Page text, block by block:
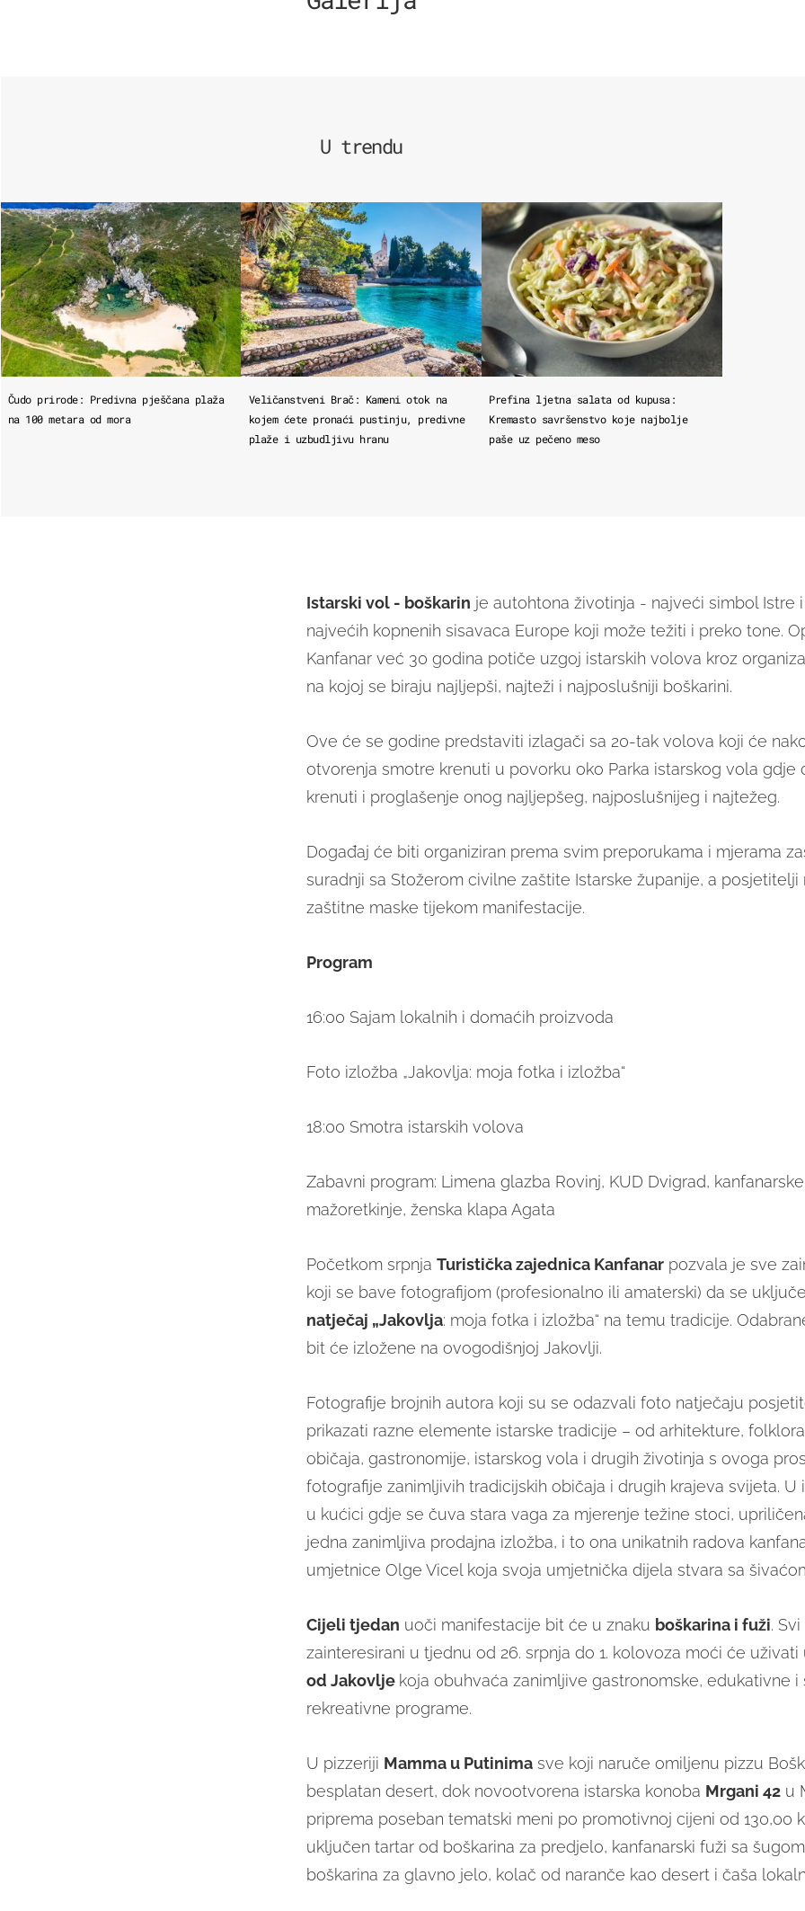
U trendu
Čudo prirode: Predivna pješčana plaža
na 100 metara od mora
Veličanstveni Brač: Kameni otok na
kojem ćete pronaći pustinju, predivne
plaže i uzbudljivu hranu
Prefina ljetna salata od kupusa:
Kremasto savršenstvo koje najbolje
paše uz pečeno meso
Istarski vol - boškarin je autohtona životinja - najveći simbol Istre
najvećih kopnenih sisavaca Europe koji može težiti i preko tone.
Kanfanar već 30 godina potiče uzgoj istarskih volova kroz
na kojoj se biraju najljepši, najteži i najposlušniji boškarini.
Ove će se godine predstaviti izlagači sa 20-tak volova koji će
otvorenja smotre krenuti u povorku oko Parka istarskog vola gdje
krenuti i proglašenje onog najljepšeg, najposlušnijeg i najtežeg.
Događaj će biti organiziran prema svim preporukama i mjerama
suradnji sa Stožerom civilne zaštite Istarske županije, a posjetitelji
zaštitne maske tijekom manifestacije.
Program
16:00 Sajam lokalnih i domaćih proizvoda
Foto izložba „Jakovlja: moja fotka i izložba“
18:00 Smotra istarskih volova
Zabavni program: Limena glazba Rovinj, KUD Dvigrad, kanfanarske
mažoretkinje, ženska klapa Agata
Početkom srpnja Turistička zajednica Kanfanarpozvala je sve
koji se bave fotografijom (profesionalno ili amaterski) da se
natječaj „Jakovlja: moja fotka i izložba“ na temu tradicije.
bit će izložene na ovogodišnjoj Jakovlji.
Fotografije brojnih autora koji su se odazvali foto natječaju
prikazati razne elemente istarske tradicije – od arhitekture,
običaja, gastronomije, istarskog vola i drugih životinja s ovoga
fotografije zanimljivih tradicijskih običaja i drugih krajeva svijeta. U
u kućici gdje se čuva stara vaga za mjerenje težine stoci,
jedna zanimljiva prodajna izložba, i to ona unikatnih radova
umjetnice Olge Vicel koja svoja umjetnička dijela stvara sa
Cijeli tjedan uoči manifestacije bit će u znaku boškarina i fuži. Svi
zainteresirani u tjednu od 26. srpnja do 1. kolovoza moći će
od Jakovlje koja obuhvaća zanimljive gastronomske, edukativne i
rekreativne programe.
U pizzeriji Mamma u Putinimasve koji naruče omiljenu pizzu
besplatan desert, dok novootvorena istarska konoba Mrgani 42u
priprema poseban tematski meni po promotivnoj cijeni od 130,00
uključen tartar od boškarina za predjelo, kanfanarski fuži sa
boškarina za glavno jelo, kolač od naranče kao desert i čaša